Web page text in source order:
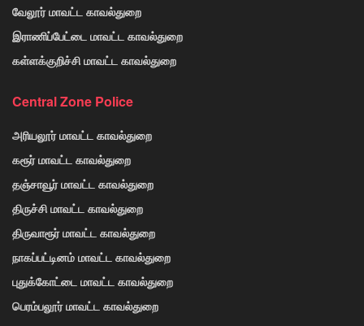
வேலூர் மாவட்ட காவல்துறை
இராணிப்பேட்டை மாவட்ட காவல்துறை
கள்ளக்குறிச்சி மாவட்ட காவல்துறை
Central Zone Police
அரியலூர் மாவட்ட காவல்துறை
கரூர் மாவட்ட காவல்துறை
தஞ்சாவூர் மாவட்ட காவல்துறை
திருச்சி மாவட்ட காவல்துறை
திருவாரூர் மாவட்ட காவல்துறை
நாகப்பட்டினம் மாவட்ட காவல்துறை
புதுக்கோட்டை மாவட்ட காவல்துறை
பெரம்பலூர் மாவட்ட காவல்துறை